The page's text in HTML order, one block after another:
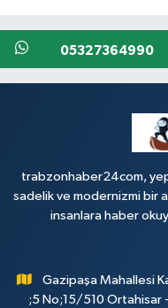
05327364990
trabzonhaber24com,
sadelik ve modernizmi bir
insanlara haber
Gazipaşa Mahallesi
;5 No;15/510 Ortahisar